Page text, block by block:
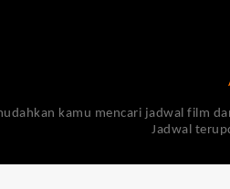
kamu mencari jadwal film
Jadwal